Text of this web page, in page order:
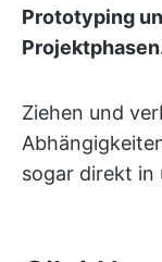
Prototyping
Ziehen und
sogar direkt in